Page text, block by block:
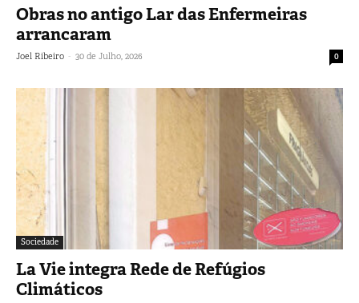
Obras no antigo Lar das Enfermeiras
arrancaram
Joel Ribeiro - 30 de Julho, 2026 0
Sociedade
La Vie integra Rede de Refúgios
Climáticos